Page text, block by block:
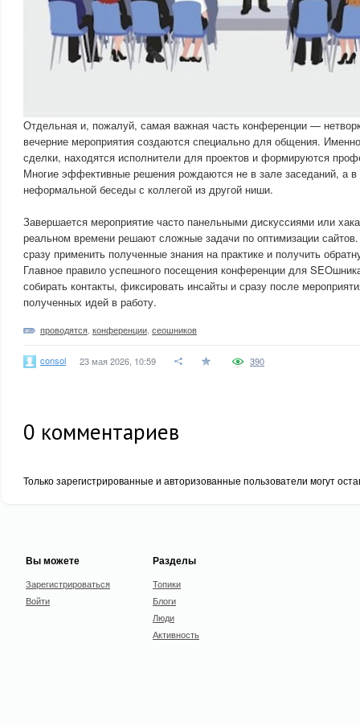
Отдельная и, пожалуй, самая важная часть конференции —
вечерние мероприятия создаются специально для общения.
сделки, находятся исполнители для проектов и формируются
Многие эффективные решения рождаются не в зале заседаний, а в
неформальной беседы с коллегой из другой ниши.
Завершается мероприятие часто панельными дискуссиями или
реальном времени решают сложные задачи по оптимизации
сразу применить полученные знания на практике и получить
Главное правило успешного посещения конференции для
собирать контакты, фиксировать инсайты и сразу после
полученных идей в работу.
проводятся конференции сеошников
consol 23 мая 2026, 10:59 390
0 комментариев
Только зарегистрированные и авторизованные пользователи могут
Вы можете
Зарегистрироваться
Войти
Разделы
Топики
Блоги
Люди
Активность